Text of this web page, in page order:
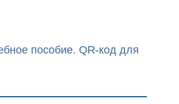
пособие. QR-код для